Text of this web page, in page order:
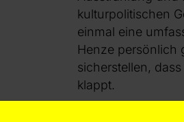
kulturpolitischen
einmal eine
Henze persönlich
sicherstellen,
klappt.